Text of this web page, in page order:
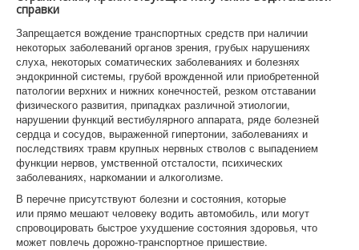
справки
Запрещается вождение транспортных средств при наличии
некоторых заболеваний органов зрения, грубых нарушениях
слуха, некоторых соматических заболеваниях и болезнях
эндокринной системы, грубой врожденной или приобретенной
патологии верхних и нижних конечностей, резком отставании
физического развития, припадках различной этиологии,
нарушении функций вестибулярного аппарата, ряде болезней
сердца и сосудов, выраженной гипертонии, заболеваниях и
последствиях травм крупных нервных стволов с выпадением
функции нервов, умственной отсталости, психических
заболеваниях, наркомании и алкоголизме.
В перечне присутствуют болезни и состояния, которые
или прямо мешают человеку водить автомобиль, или могут
спровоцировать быстрое ухудшение состояния здоровья, что
может повлечь дорожно-транспортное пришествие.